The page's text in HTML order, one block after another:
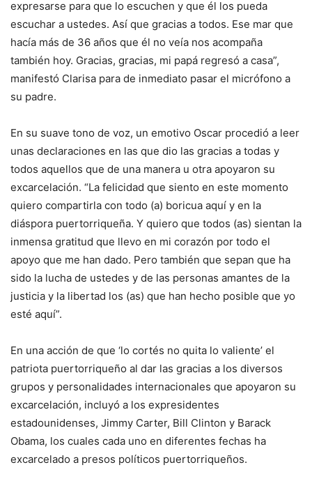
expresarse para que lo escuchen y que él los pueda
escuchar a ustedes. Así que gracias a todos. Ese mar que
hacía más de 36 años que él no veía nos acompaña
también hoy. Gracias, gracias, mi papá regresó a casa”,
manifestó Clarisa para de inmediato pasar el micrófono a
su padre.
En su suave tono de voz, un emotivo Oscar procedió a leer
unas declaraciones en las que dio las gracias a todas y
todos aquellos que de una manera u otra apoyaron su
excarcelación. “La felicidad que siento en este momento
quiero compartirla con todo (a) boricua aquí y en la
diáspora puertorriqueña. Y quiero que todos (as) sientan la
inmensa gratitud que llevo en mi corazón por todo el
apoyo que me han dado. Pero también que sepan que ha
sido la lucha de ustedes y de las personas amantes de la
justicia y la libertad los (as) que han hecho posible que yo
esté aquí”.
En una acción de que ‘lo cortés no quita lo valiente’ el
patriota puertorriqueño al dar las gracias a los diversos
grupos y personalidades internacionales que apoyaron su
excarcelación, incluyó a los expresidentes
estadounidenses, Jimmy Carter, Bill Clinton y Barack
Obama, los cuales cada uno en diferentes fechas ha
excarcelado a presos políticos puertorriqueños.